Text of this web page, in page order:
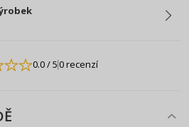
0.0/ 50 recenzí